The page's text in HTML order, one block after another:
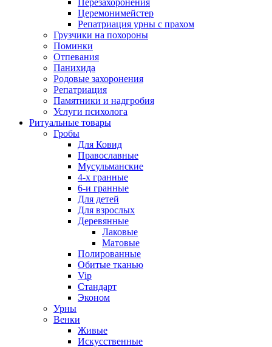
Перезахоронения
Церемонимейстер
Репатриация урны с прахом
Грузчики на похороны
Поминки
Отпевания
Панихида
Родовые захоронения
Репатриация
Памятники и надгробия
Услуги психолога
Ритуальные товары
Гробы
Для Ковид
Православные
Мусульманские
4-х гранные
6-и гранные
Для детей
Для взрослых
Деревянные
Лаковые
Матовые
Полированные
Обитые тканью
Vip
Стандарт
Эконом
Урны
Венки
Живые
Искусственные